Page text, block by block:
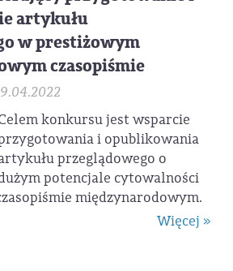
artykułu
w prestiżowym
czasopiśmie
konkursu jest wsparcie
i opublikowania
przeglądowego o
potencjale cytowalności
międzynarodowym.
Więcej »